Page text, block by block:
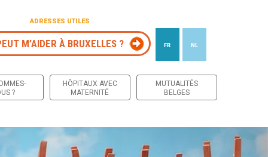
ADRESSES UTILES
M’AIDER À BRUXELLES ? FR NL
?
HÔPITAUX AVEC
MATERNITÉ
MUTUALITÉS
BELGES